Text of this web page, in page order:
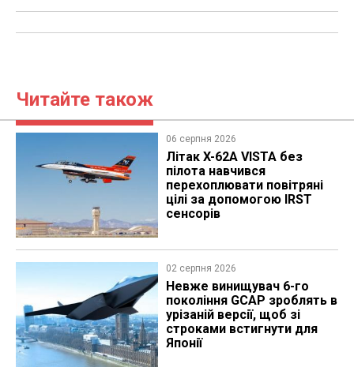
Читайте також
06 серпня 2026
Літак X-62A VISTA без
пілота навчився
перехоплювати повітряні
цілі за допомогою IRST
сенсорів
02 серпня 2026
Невже винищувач 6-го
покоління GCAP зроблять в
урізаній версії, щоб зі
строками встигнути для
Японії